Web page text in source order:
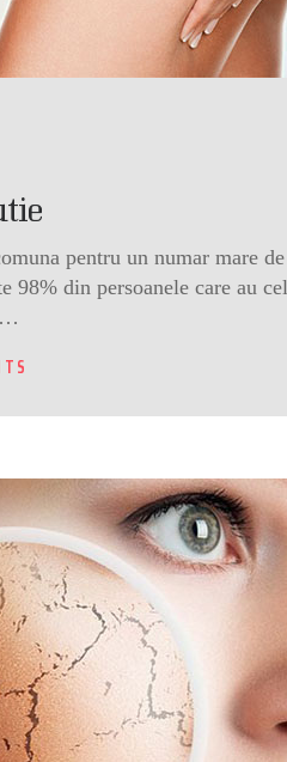
pentru un numar mare
98% din persoanele care au